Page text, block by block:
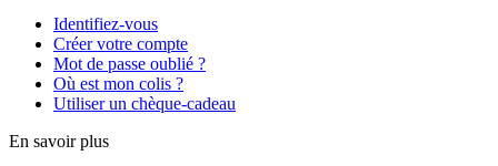
Identifiez-vous
Créer votre compte
Mot de passe oublié ?
Où est mon colis ?
Utiliser un chèque-cadeau
En savoir plus